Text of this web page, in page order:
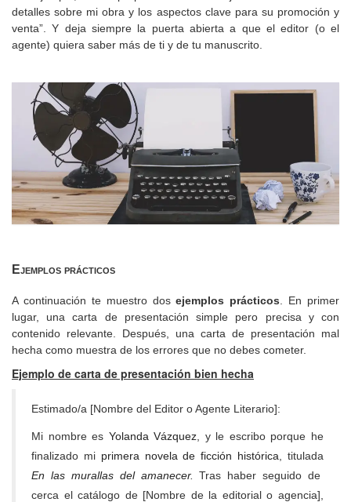
detalles sobre mi obra y los aspectos clave para su promoción y
venta”. Y deja siempre la puerta abierta a que el editor (o el
agente) quiera saber más de ti y de tu manuscrito.
Ejemplos prácticos
A continuación te muestro dosejemplos prácticos . En primer
lugar, una carta de presentación simple pero precisa y con
contenido relevante. Después, una carta de presentación mal
hecha como muestra de los errores que no debes cometer.
Ejemplo de carta de presentación bien hecha
Estimado/a [Nombre del Editor o Agente Literario]:
Mi nombre es Yolanda Vázquez , y le escribo porque he
finalizado mi primera novela de ficción histórica , titulada
En las murallas del amanecer.
Tras haber seguido de
cerca el catálogo de [Nombre de la editorial o agencia],